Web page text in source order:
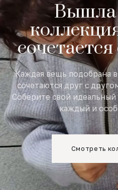
Вышла
Каждая вещь подобрана
сочетаются друг с
Соберите свой
каждый и
Смотреть